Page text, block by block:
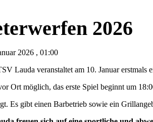
2026
2026 , 01:00
Lauda veranstaltet am 10. Januar
Ort möglich, das erste Spiel beginnt um
Es gibt einen Barbetrieb sowie ein